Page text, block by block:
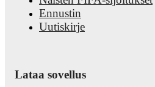
Ennustin
Uutiskirje
Lataa sovellus